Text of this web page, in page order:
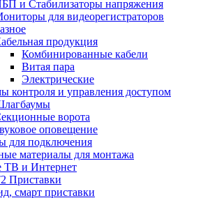
и Стабилизаторы напряжения
для видеорегистраторов
продукция
Комбинированные кабели
Витая пара
Электрические
контроля и управления доступом
ворота
оповещение
для подключения
материалы для монтажа
ТВ и Интернет
Приставки
смарт приставки